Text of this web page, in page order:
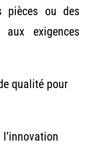
pièces ou des
exigences
qualité pour